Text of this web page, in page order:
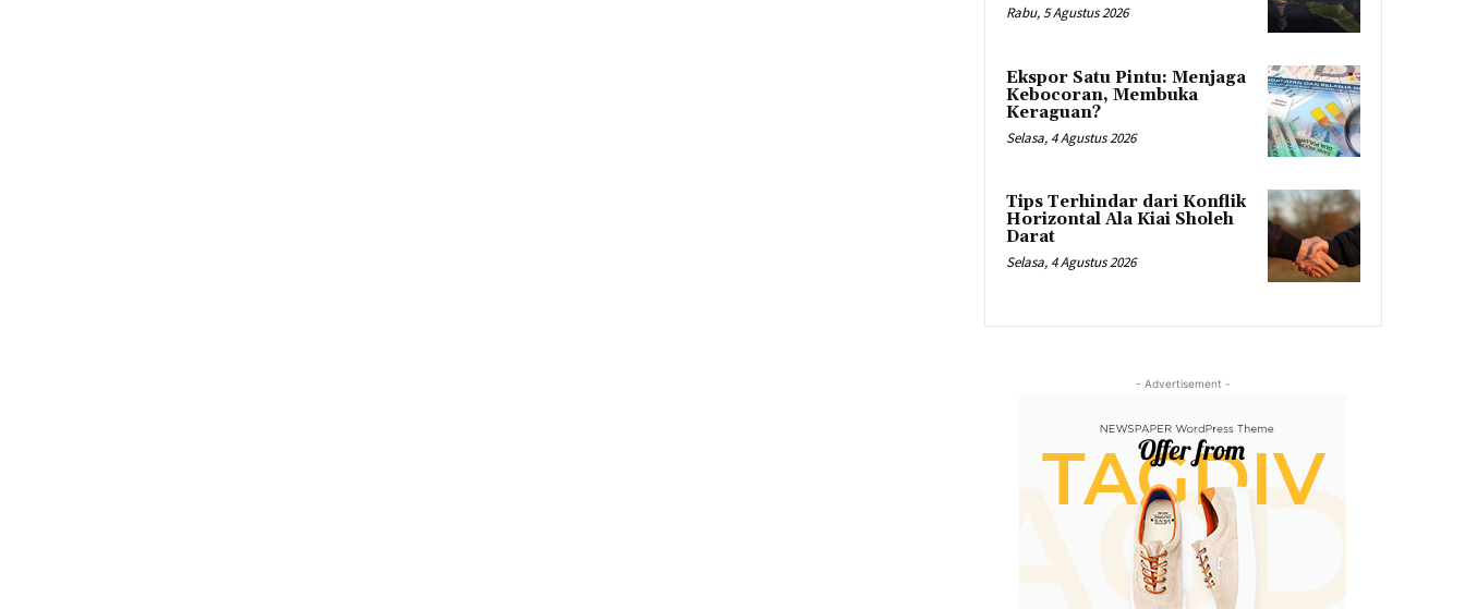
Rabu, 5 Agustus 2026
Ekspor Satu Pintu: Menjaga
Kebocoran, Membuka
Keraguan?
Selasa, 4 Agustus 2026
Tips Terhindar dari Konflik
Horizontal Ala Kiai Sholeh
Darat
Selasa, 4 Agustus 2026
- Advertisement -